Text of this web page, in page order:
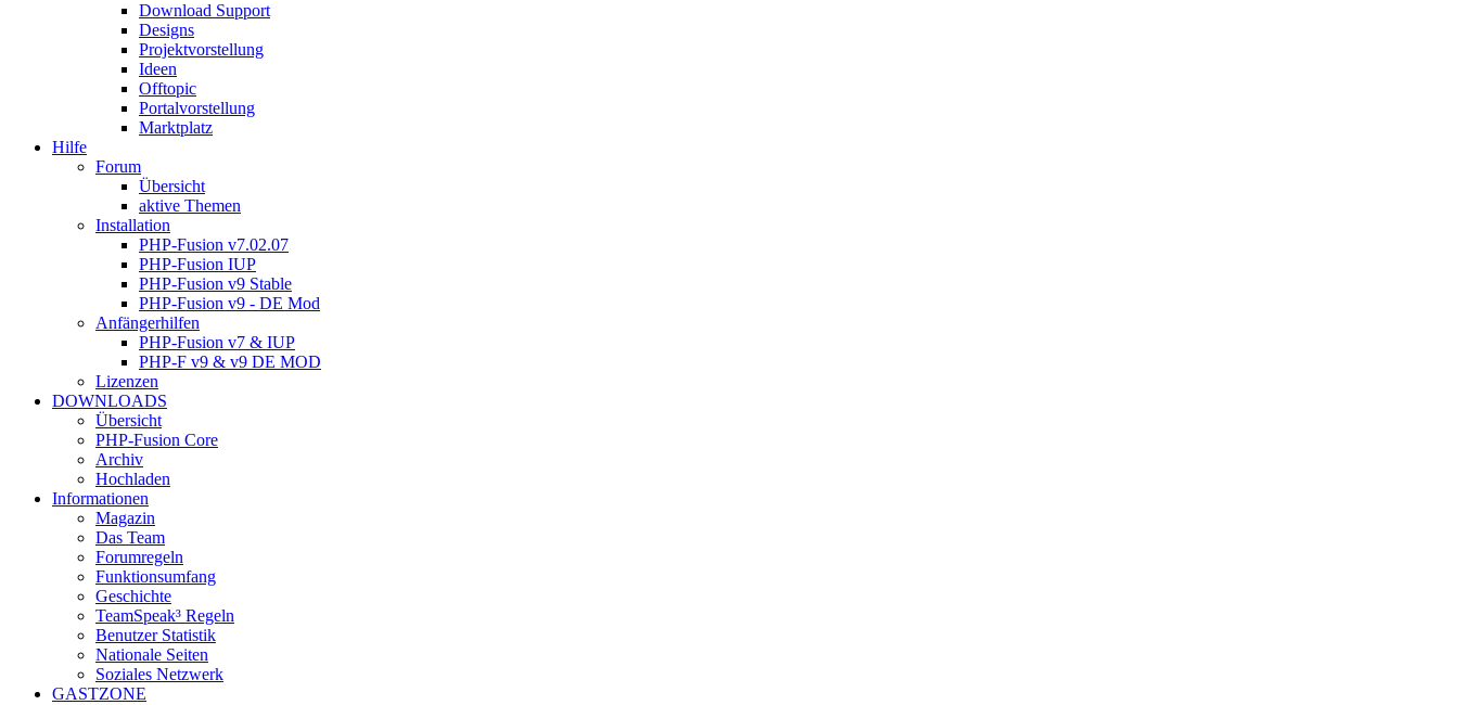
Download Support
Designs
Projektvorstellung
Ideen
Offtopic
Portalvorstellung
Marktplatz
Hilfe
Forum
Übersicht
aktive Themen
Installation
PHP-Fusion v7.02.07
PHP-Fusion IUP
PHP-Fusion v9 Stable
PHP-Fusion v9 - DE Mod
Anfängerhilfen
PHP-Fusion v7 & IUP
PHP-F v9 & v9 DE MOD
Lizenzen
DOWNLOADS
Übersicht
PHP-Fusion Core
Archiv
Hochladen
Informationen
Magazin
Das Team
Forumregeln
Funktionsumfang
Geschichte
TeamSpeak³ Regeln
Benutzer Statistik
Nationale Seiten
Soziales Netzwerk
GASTZONE